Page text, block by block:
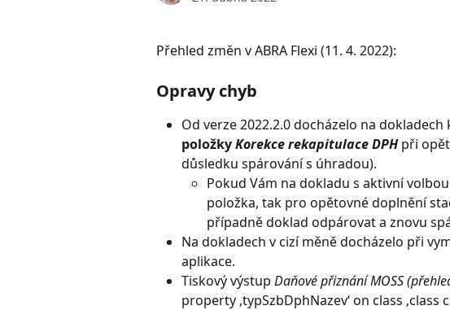
Přehled změn v ABRA Flexi (11. 4. 2022):
Opravy chyb
Od verze 2022.2.0 docházelo na
položky Korekce rekapitulace DPH při
důsledku spárování s úhradou).
Pokud Vám na dokladu s aktivní volbou
položka, tak pro opětovné doplnění
případně doklad odpárovat a znovu
Na dokladech v cizí měně docházelo při
aplikace.
Tiskový výstup Daňové přiznání MOSS
property ‚typSzbDphNazev‘ on class ‚class